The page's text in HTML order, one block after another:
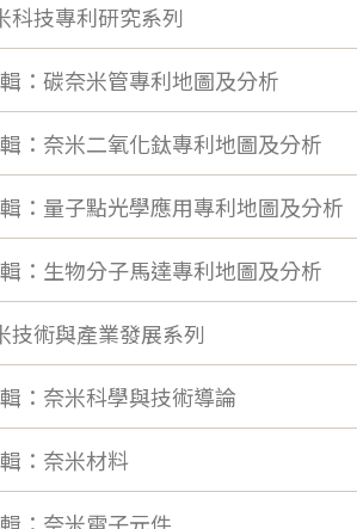
科技專利研究系列
：碳奈米管專利地圖及分析
：奈米二氧化鈦專利地圖及分析
：量子點光學應用專利地圖及分析
：生物分子馬達專利地圖及分析
技術與產業發展系列
：奈米科學與技術導論
：奈米材料